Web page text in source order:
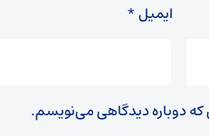
ایمیل*
که دوباره دیدگاهی می‌نویسم.